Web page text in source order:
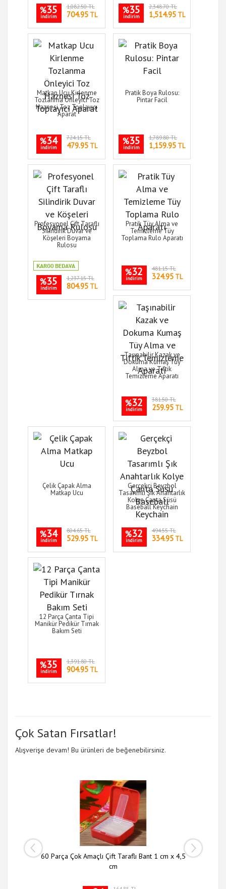
%35
indirim
1,082.50 TL
704.95TL %35
indirim
2,348.70 TL
1,514.95 TL
Matkap Ucu Kirlenme
Tozlanma Önleyici Toz
Haznesi Toz Toplayıcı
Aparat
%34
indirim
724.15 TL
479.95TL
Pratik Boya Rulosu:
Pintar Facil
%35
indirim
1,789.80 TL
1,159.95 TL
Profesyonel Çift Taraflı
Silindirik Duvar ve
Köşeleri Boyama
Rulosu
%35
indirim
1,237.15 TL
804.95TL
Pratik Tüy Alma ve
Temizleme Tüy
Toplama Rulo Aparatı
%32
indirim
481.15 TL
324.95TL
Taşınabilir Kazak ve
Dokuma Kumaş Tüy
Alma ve Tiftik
Temizleme Aparatı
%32
indirim
381.50 TL
259.95TL
Çelik Çapak Alma
Matkap Ucu
%34
indirim
804.65 TL
529.95TL
Gerçekçi Beyzbol
Tasarımlı Şık Anahtarlık
Kolye Çanta Süsü
Baseball Keychain
%32
indirim
494.55 TL
334.95TL
12 Parça Çanta Tipi
Manikür Pedikür Tırnak
Bakım Seti
%35
indirim
1,391.80 TL
904.95TL
Çok Satan Fırsatlar!
Alışverişe devam! Bu ürünleri de beğenebilirsiniz.
60 Parça Çok Amaçlı Çift Taraflı Bant 1 cm x 4,5
cm